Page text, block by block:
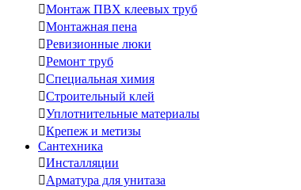
Монтаж ПВХ клеевых труб
Монтажная пена
Ревизионные люки
Ремонт труб
Специальная химия
Строительный клей
Уплотнительные материалы
Крепеж и метизы
Сантехника
Инсталляции
Арматура для унитаза